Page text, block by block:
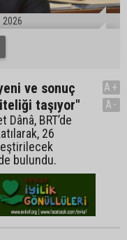
ve sonuç
taşıyor"
BRT’de
26
bulundu.
A+
A-